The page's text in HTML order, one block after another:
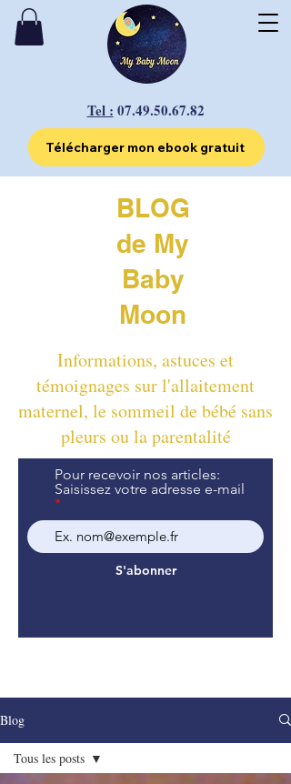
Tel : 07.49.50.67.82
Télécharger mon ebook gratuit
BLOG
de My
Baby
Moon
Informations, astuces et
témoignages sur l'allaitement
maternel, le sommeil de bébé sans
pleurs ou la parentalité
Pour recevoir nos articles:
Saisissez votre adresse e-mail
S'abonner
Blog
Tous les posts